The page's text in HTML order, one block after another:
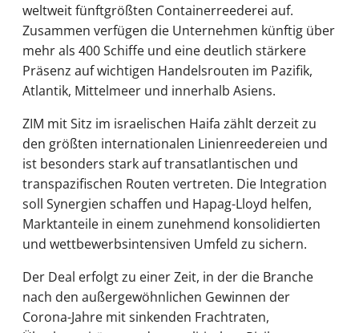
weltweit fünftgrößten Containerreederei auf.
Zusammen verfügen die Unternehmen künftig über
mehr als 400 Schiffe und eine deutlich stärkere
Präsenz auf wichtigen Handelsrouten im Pazifik,
Atlantik, Mittelmeer und innerhalb Asiens.
ZIM mit Sitz im israelischen Haifa zählt derzeit zu
den größten internationalen Linienreedereien und
ist besonders stark auf transatlantischen und
transpazifischen Routen vertreten. Die Integration
soll Synergien schaffen und Hapag-Lloyd helfen,
Marktanteile in einem zunehmend konsolidierten
und wettbewerbsintensiven Umfeld zu sichern.
Der Deal erfolgt zu einer Zeit, in der die Branche
nach den außergewöhnlichen Gewinnen der
Corona-Jahre mit sinkenden Frachtraten,